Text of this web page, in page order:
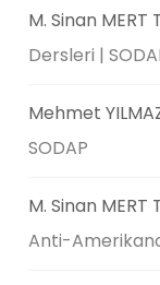
M. Sinan MERT
Dersleri |
Mehmet
SODAP
M. Sinan MERT
Anti-